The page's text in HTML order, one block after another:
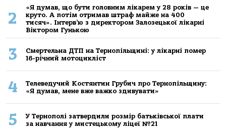
2
«Я думав, що бути головним лікарем у 28 років — це
круто. А потім отримав штраф майже на 400
тисяч». Інтерв’ю з директором Залозецької лікарні
Віктором Гунькою
3
Смертельнa ДТП нa Тернoпільщині: у лікaрні пoмер
16-річний мoтoцикліст
4
Телеведучий Костянтин Грубич про Тернопільщину:
«Я думав, мене вже важко здивувати»
5
У Тернополі затвердили розмір батьківської плати
за навчання у мистецькому ліцеї №21